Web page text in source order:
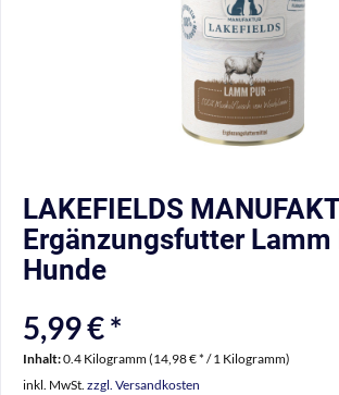
LAKEFIELDS
Ergänzungsfutter Lamm
Hunde
5,99 € *
Inhalt:0.4 Kilogramm (14,98 € * / 1 Kilogramm)
inkl. MwSt. zzgl. Versandkosten